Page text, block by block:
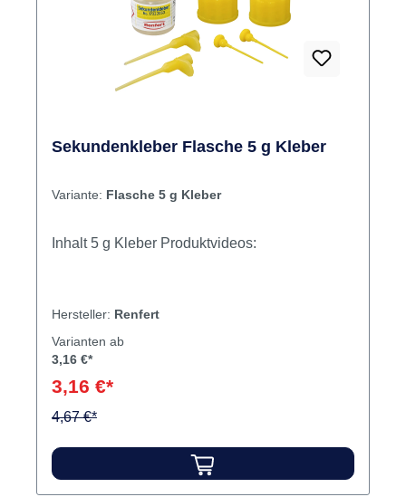
sicheren Verbindung von technischen Arbeiten.
Die feine Dosierflasche ermöglicht
punktgenaues Auftragen ohne Materialverlust.
Die hohe Klebekraft und die kurze Aushärtezeit
ermöglichen sicheres und effizientes Arbeiten.
Inhalt: 10 g Sekundenkleber Jetzt bestellen:
Cyanacrylat-Sekundenkleber für präzise und
dentalkiosk.de erhältlich.
Sekundenkleber Flasche 5 g Kleber
Variante: Flasche 5 g Kleber
Hersteller: Renfert
Varianten ab
3,16 €*
3,16 €*
4,67 €*